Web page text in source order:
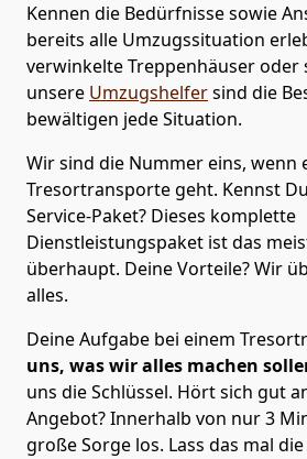
Kennen die Bedürfnisse sowie
bereits alle Umzugssituation
verwinkelte Treppenhäuser oder
unsere Umzugshelfersind die
bewältigen jede Situation.
Wir sind die Nummer eins, wenn
Tresortransporte geht. Kennst
Service-Paket? Dieses komplette
Dienstleistungspaket ist das
überhaupt. Deine Vorteile? Wir
alles.
Deine Aufgabe bei einem
uns, was wir alles machen
uns die Schlüssel. Hört sich gut
Angebot? Innerhalb von nur 3
große Sorge los. Lass das mal